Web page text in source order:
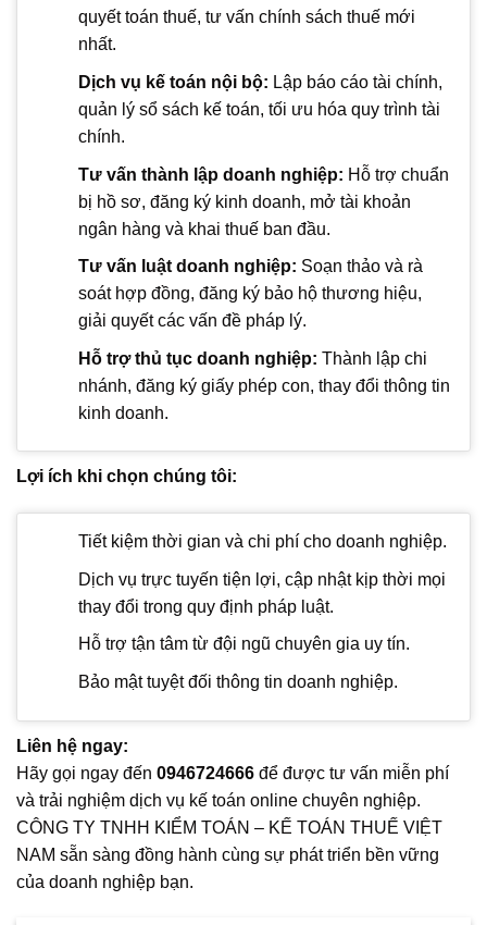
quyết toán thuế, tư vấn chính sách thuế mới
nhất.
Dịch vụ kế toán nội bộ: Lập báo cáo tài chính,
quản lý sổ sách kế toán, tối ưu hóa quy trình tài
chính.
Tư vấn thành lập doanh nghiệp: Hỗ trợ chuẩn
bị hồ sơ, đăng ký kinh doanh, mở tài khoản
ngân hàng và khai thuế ban đầu.
Tư vấn luật doanh nghiệp: Soạn thảo và rà
soát hợp đồng, đăng ký bảo hộ thương hiệu,
giải quyết các vấn đề pháp lý.
Hỗ trợ thủ tục doanh nghiệp: Thành lập chi
nhánh, đăng ký giấy phép con, thay đổi thông tin
kinh doanh.
Lợi ích khi chọn chúng tôi:
Tiết kiệm thời gian và chi phí cho doanh nghiệp.
Dịch vụ trực tuyến tiện lợi, cập nhật kịp thời mọi
thay đổi trong quy định pháp luật.
Hỗ trợ tận tâm từ đội ngũ chuyên gia uy tín.
Bảo mật tuyệt đối thông tin doanh nghiệp.
Liên hệ ngay:
Hãy gọi ngay đến 0946724666 để được tư vấn miễn phí
và trải nghiệm dịch vụ kế toán online chuyên nghiệp.
CÔNG TY TNHH KIỂM TOÁN – KẾ TOÁN THUẾ VIỆT
NAM sẵn sàng đồng hành cùng sự phát triển bền vững
của doanh nghiệp bạn.